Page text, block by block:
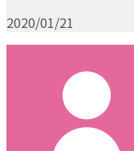
2020/01/21